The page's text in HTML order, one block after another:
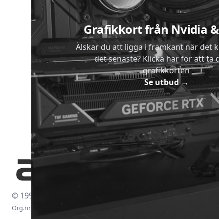
Grafikkort från Nvidia
Älskar du att ligga i framkant när det
det senaste? Klicka här för att ta
grafikkorten
Se utbud→
© 1997-2026
Org.nr: 556438-4260